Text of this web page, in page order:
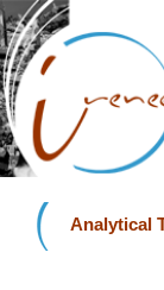
Analytical